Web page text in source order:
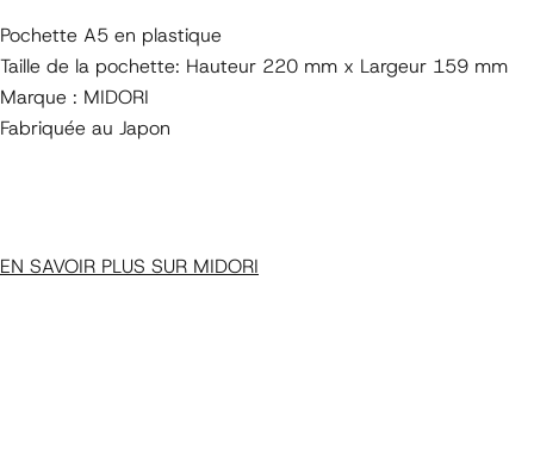
Pochette A5 en plastique
Taille de la pochette: Hauteur 220 mm x Largeur 159 mm
Marque : MIDORI
Fabriquée au Japon
EN SAVOIR PLUS SUR MIDORI